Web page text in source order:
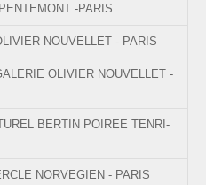
-PARIS
NOUVELLET - PARIS
OLIVIER NOUVELLET -
BERTIN POIREE TENRI-
NORVEGIEN - PARIS